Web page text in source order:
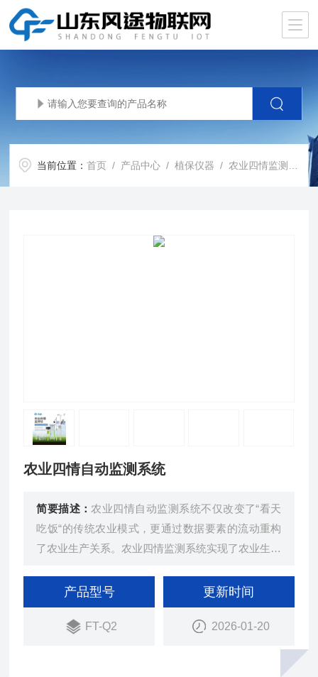
当前位置：首页 / 产品中心 /植保仪器 / 农业四情监测系统 /
农业四情自动监测系统
简要描述： 农业四情自动监测系统不仅改变了“看天
吃饭“的传统农业模式，更通过数据要素的流动重构
了农业生产关系。农业四情监测系统实现了农业生产
量，降低生产成本，促进农业可持续发展。
产品型号
FT-Q2
更新时间
2026-01-20